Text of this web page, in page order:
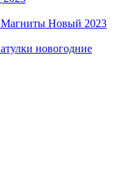
Магниты Новый 2023
новогодние